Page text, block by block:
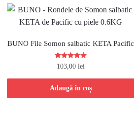
BUNO File Somon salbatic KETA Pacific
Evaluat la
5.00din 5
103,00lei
Adaugă în coș